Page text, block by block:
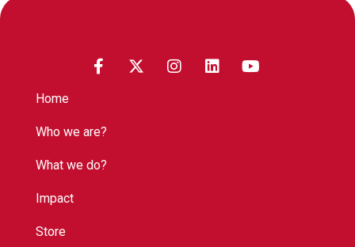
Home
Who we are?
What we do?
Impact
Store